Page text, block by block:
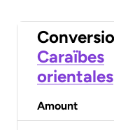
Caraïbes
orientales
Amount